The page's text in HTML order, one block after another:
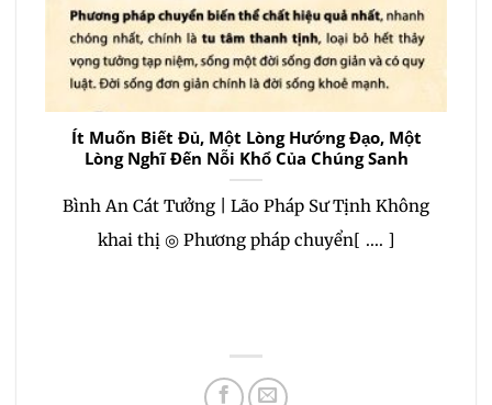
Ít Muốn Biết Đủ, Một Lòng Hướng Đạo, Một
Lòng Nghĩ Đến Nỗi Khổ Của Chúng Sanh
Bình An Cát Tưởng | Lão Pháp Sư Tịnh Không
khai thị ◎ Phương pháp chuyển[ .... ]